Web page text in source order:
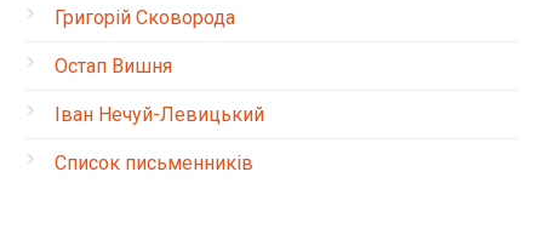
Григорій Сковорода
Остап Вишня
Іван Нечуй-Левицький
Список письменників